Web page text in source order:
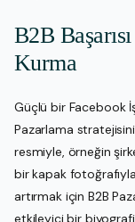
B2B
Kurma
Güçlü bir Facebook
Pazarlama
resmiyle, örneğin
bir kapak
artırmak için B2B
etkileyici bir